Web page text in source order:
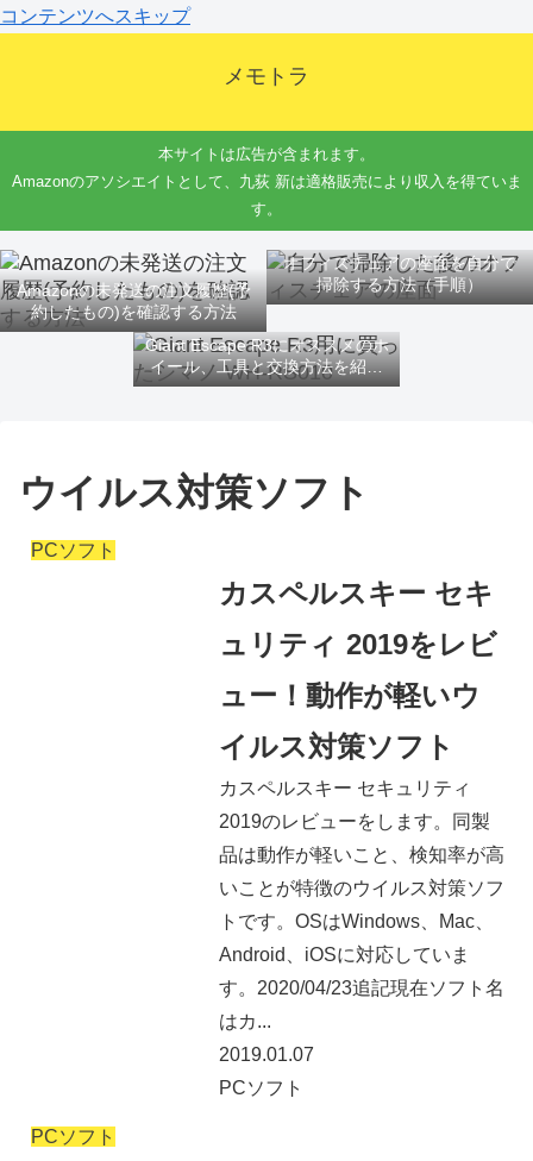
コンテンツへスキップ
メモトラ
本サイトは広告が含まれます。
Amazonのアソシエイトとして、九荻 新は適格販売により収入を得ていま
す。
Amazonの未発送の注文履歴(予
約したもの)を確認する方法
オフィスチェアの座面を自分で
掃除する方法（手順）
Giant Escape R3にオススメのホ
イール、工具と交換方法を紹介
するよ
ウイルス対策ソフト
PCソフト
カスペルスキー セキ
ュリティ 2019をレビ
ュー！動作が軽いウ
イルス対策ソフト
カスペルスキー セキュリティ
2019のレビューをします。同製
品は動作が軽いこと、検知率が高
いことが特徴のウイルス対策ソフ
トです。OSはWindows、Mac、
Android、iOSに対応していま
す。2020/04/23追記現在ソフト名
はカ...
2019.01.07
PCソフト
PCソフト